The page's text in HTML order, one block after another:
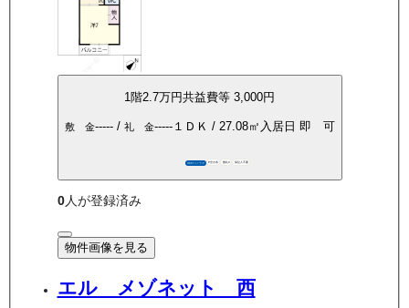
1階2.7万円共益費等 3,000円
敷 金-----/ 礼 金-----１ＤＫ / 27.08㎡ 入居日 即 可
360°パノラマ P空き有 敷礼0 保証人不要
0人が登録済み
物件画像を見る
エル メゾネット 西